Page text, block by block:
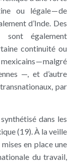
ou légale — de
d’Inde. Des
sont également
continuité ou
— malgré
—, et d’autre
par
dans les
(19). À la veille
en place une
du travail,